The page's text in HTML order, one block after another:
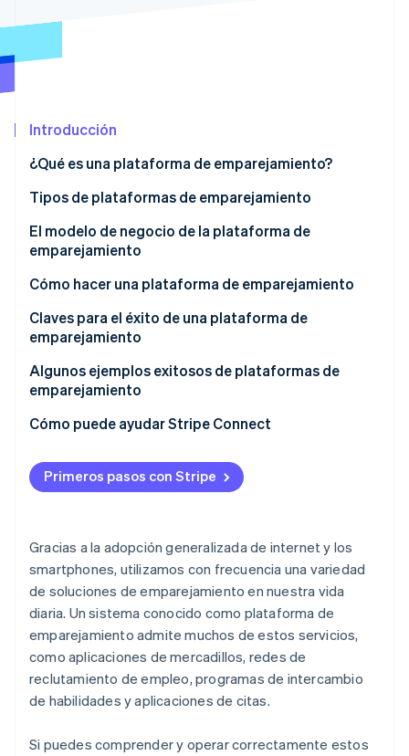
Introducción
¿Qué es una plataforma de emparejamiento?
Tipos de plataformas de emparejamiento
El modelo de negocio de la plataforma de
emparejamiento
Ingresos por comisiones
Cotización y tasas de apertura de la tienda
Ingresos publicitarios
Ingresos por suscripciones
Utilización de datos e ingresos relacionados por
servicios
Cómo hacer una plataforma de emparejamiento
Claves para el éxito de una plataforma de
emparejamiento
El equilibrio entre oferta y demanda
Considera la facilidad para el usuario
Diversificación de los métodos de pago
Algunos ejemplos exitosos de plataformas de
emparejamiento
Coconala
BizReach
Pairs
Cómo puede ayudar Stripe Connect
Primeros pasos con Stripe
Gracias a la adopción generalizada de internet y los
smartphones, utilizamos con frecuencia una variedad
de soluciones de emparejamiento en nuestra vida
diaria. Un sistema conocido como plataforma de
emparejamiento admite muchos de estos servicios,
como aplicaciones de mercadillos, redes de
reclutamiento de empleo, programas de intercambio
de habilidades y aplicaciones de citas.
Si puedes comprender y operar correctamente estos